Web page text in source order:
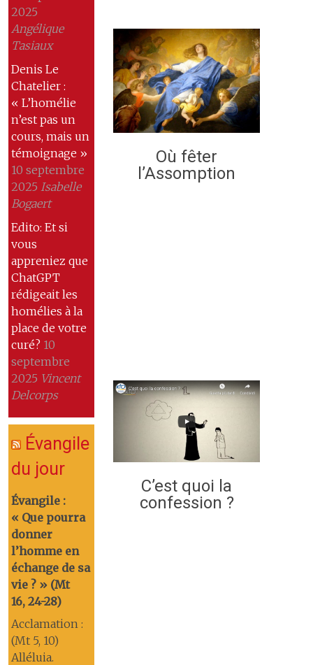
2025
Angélique
Tasiaux
Denis Le
Chatelier :
« L’homélie
n’est pas un
cours, mais un
témoignage »
10 septembre
2025 Isabelle
Bogaert
Edito: Et si
vous
appreniez que
ChatGPT
rédigeait les
homélies à la
place de votre
curé? 10
septembre
2025 Vincent
Delcorps
Évangile
du jour
Évangile :
« Que pourra
donner
l’homme en
échange de sa
vie ? » (Mt
16, 24-28)
Acclamation :
(Mt 5, 10)
Alléluia.
Où fêter
l’Assomption
C’est quoi la
confession ?